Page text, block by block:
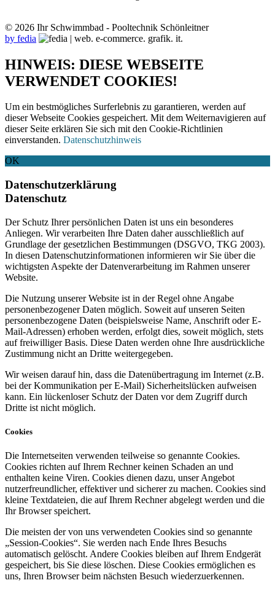
© 2026 Ihr Schwimmbad - Pooltechnik Schönleitner
by fedia
HINWEIS: DIESE WEBSEITE
VERWENDET COOKIES!
Um ein bestmögliches Surferlebnis zu garantieren, werden auf
dieser Webseite Cookies gespeichert. Mit dem Weiternavigieren auf
dieser Seite erklären Sie sich mit den Cookie-Richtlinien
einverstanden. Datenschutzhinweis
OK
Datenschutzerklärung
Datenschutz
Der Schutz Ihrer persönlichen Daten ist uns ein besonderes
Anliegen. Wir verarbeiten Ihre Daten daher ausschließlich auf
Grundlage der gesetzlichen Bestimmungen (DSGVO, TKG 2003).
In diesen Datenschutzinformationen informieren wir Sie über die
wichtigsten Aspekte der Datenverarbeitung im Rahmen unserer
Website.
Die Nutzung unserer Website ist in der Regel ohne Angabe
personenbezogener Daten möglich. Soweit auf unseren Seiten
personenbezogene Daten (beispielsweise Name, Anschrift oder E-
Mail-Adressen) erhoben werden, erfolgt dies, soweit möglich, stets
auf freiwilliger Basis. Diese Daten werden ohne Ihre ausdrückliche
Zustimmung nicht an Dritte weitergegeben.
Wir weisen darauf hin, dass die Datenübertragung im Internet (z.B.
bei der Kommunikation per E-Mail) Sicherheitslücken aufweisen
kann. Ein lückenloser Schutz der Daten vor dem Zugriff durch
Dritte ist nicht möglich.
Cookies
Die Internetseiten verwenden teilweise so genannte Cookies.
Cookies richten auf Ihrem Rechner keinen Schaden an und
enthalten keine Viren. Cookies dienen dazu, unser Angebot
nutzerfreundlicher, effektiver und sicherer zu machen. Cookies sind
kleine Textdateien, die auf Ihrem Rechner abgelegt werden und die
Ihr Browser speichert.
Die meisten der von uns verwendeten Cookies sind so genannte
„Session-Cookies“. Sie werden nach Ende Ihres Besuchs
automatisch gelöscht. Andere Cookies bleiben auf Ihrem Endgerät
gespeichert, bis Sie diese löschen. Diese Cookies ermöglichen es
uns, Ihren Browser beim nächsten Besuch wiederzuerkennen.